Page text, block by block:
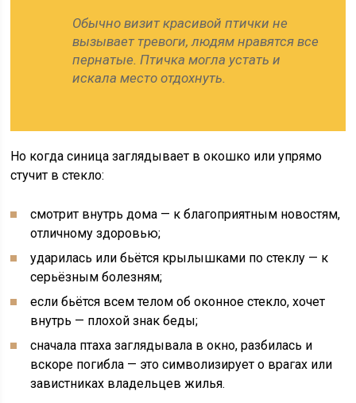
Обычно визит красивой птички не
вызывает тревоги, людям нравятся все
пернатые. Птичка могла устать и
искала место отдохнуть.
Но когда синица заглядывает в окошко или упрямо
стучит в стекло:
смотрит внутрь дома — к благоприятным новостям,
отличному здоровью;
ударилась или бьётся крылышками по стеклу — к
серьёзным болезням;
если бьётся всем телом об оконное стекло, хочет
внутрь — плохой знак беды;
сначала птаха заглядывала в окно, разбилась и
вскоре погибла — это символизирует о врагах или
завистниках владельцев жилья.